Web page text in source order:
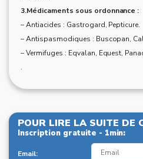
3.Médicaments sous ordonnance :
– Antiacides : Gastrogard, Pepticure.
– Antispasmodiques : Buscopan,
– Vermifuges : Eqvalan, Equest,
.
POUR LIRE LA SUITE DE
Inscription gratuite - 1min:
Email: